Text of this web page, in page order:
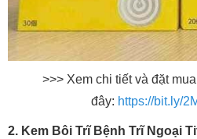
>>> Xem chi tiết và đặt
đây: https://bit.ly/
2. Kem Bôi Trĩ Bệnh Trĩ Ngoại